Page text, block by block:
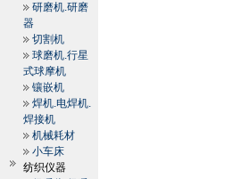
研磨机.研磨
器
切割机
球磨机.行星
式球摩机
镶嵌机
焊机.电焊机.
焊接机
机械耗材
小车床
纺织仪器